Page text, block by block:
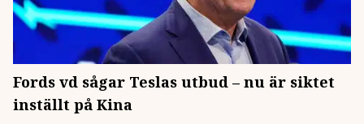
Fords vd sågar Teslas utbud – nu är siktet
inställt på Kina